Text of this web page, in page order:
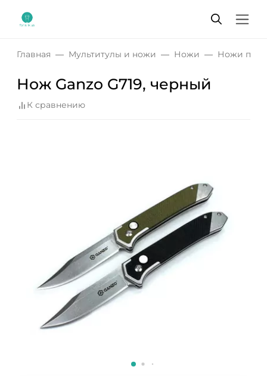
Главная Мультитулы и ножи Ножи Ножи по
Нож Ganzo G719, черный
К сравнению